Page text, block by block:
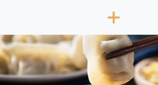
+